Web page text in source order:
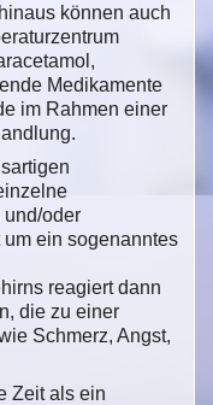
können auch
Medikamente
im Rahmen einer
und/oder
ein sogenanntes
reagiert dann
die zu einer
Schmerz, Angst,
Zeit als ein